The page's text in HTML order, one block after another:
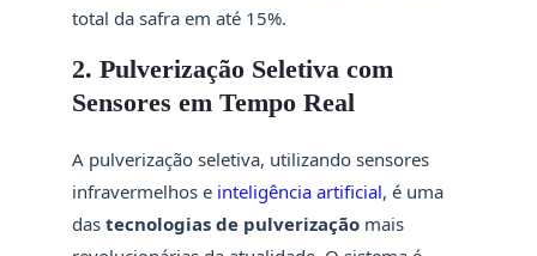
total da safra em até 15%.
2. Pulverização Seletiva com
Sensores em Tempo Real
A pulverização seletiva, utilizando sensores
infravermelhos e inteligência artificial, é uma
das tecnologias de pulverização mais